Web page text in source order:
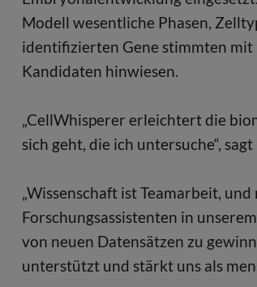
Modell wesentliche Phasen,
identifizierten Gene stimmten
Kandidaten hinwiesen.
„CellWhisperer erleichtert die
sich geht, die ich untersuche“,
„Wissenschaft ist Teamarbeit,
Forschungsassistenten in
von neuen Datensätzen zu
unterstützt und stärkt uns als